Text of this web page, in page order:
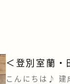
＜登別室蘭
こんにちは♪ 建